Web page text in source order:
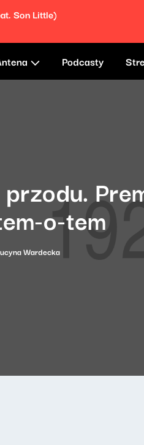
Son Little)
Podcasty
o-tem
Wardecka